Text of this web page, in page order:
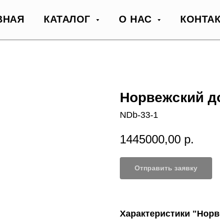
КАТАЛОГ О НАС
Норвежский
NDb-33-1
1445000,00 р.
Отправить заявку
Характеристики